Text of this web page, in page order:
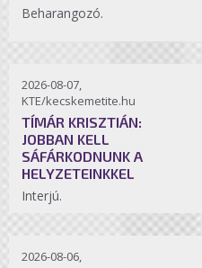
Beharangozó.
2026-08-07,
KTE/kecskemetite.hu
TÍMÁR KRISZTIÁN:
JOBBAN KELL
SÁFÁRKODNUNK A
HELYZETEINKKEL
Interjú.
2026-08-06,